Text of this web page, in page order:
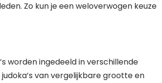
Zo kun je een weloverwogen keuze
worden ingedeeld in verschillende
van vergelijkbare grootte en